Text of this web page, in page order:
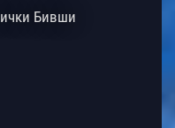
Бивши